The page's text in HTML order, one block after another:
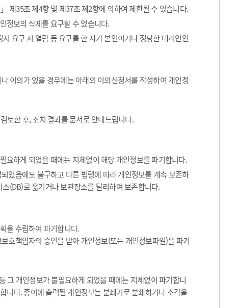
제35조 제4항 및 제37조 제2항에 의하여 제한될 수 있습니다.
정보의 삭제를 요구할 수 었습니다.
요구 시 열람 등 요구를 한 자가 본인이거나 정당한 대리인인
이의가 있을 경우에는 아래의 이의신청서를 작성하여 개인정
토한 후, 조치 결과를 문서로 안내드립니다.
하게 되었을 때에는 지체없이 해당 개인정보를 파기합니다.
었음에도 불구하고 다른 법령에 따라 개인정보를 계속 보존하
(DB)로 옮기거나 보관장소를 달리하여 보존합니다.
을 수립하여 파기합니다.
호책임자의 승인을 받아 개인정보(또는 개인정보파일)을 파기
그 개인정보가 불필요하게 되었을 때에는 지체없이 파기합니
니다. 종이에 출력된 개인정보는 분쇄기로 분쇄하거나 소각을